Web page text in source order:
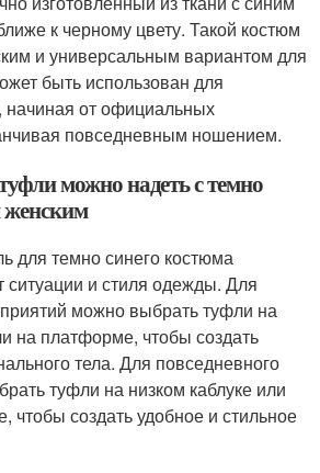
к черному цвету. Такой костюм
и универсальным вариантом для
быть использован для
начиная от официальных
повседневным ношением.
можно надеть с темно
для темно синего костюма
ситуации и стиля одежды. Для
можно выбрать туфли на
на платформе, чтобы создать
тела. Для повседневного
туфли на низком каблуке или
чтобы создать удобное и стильное